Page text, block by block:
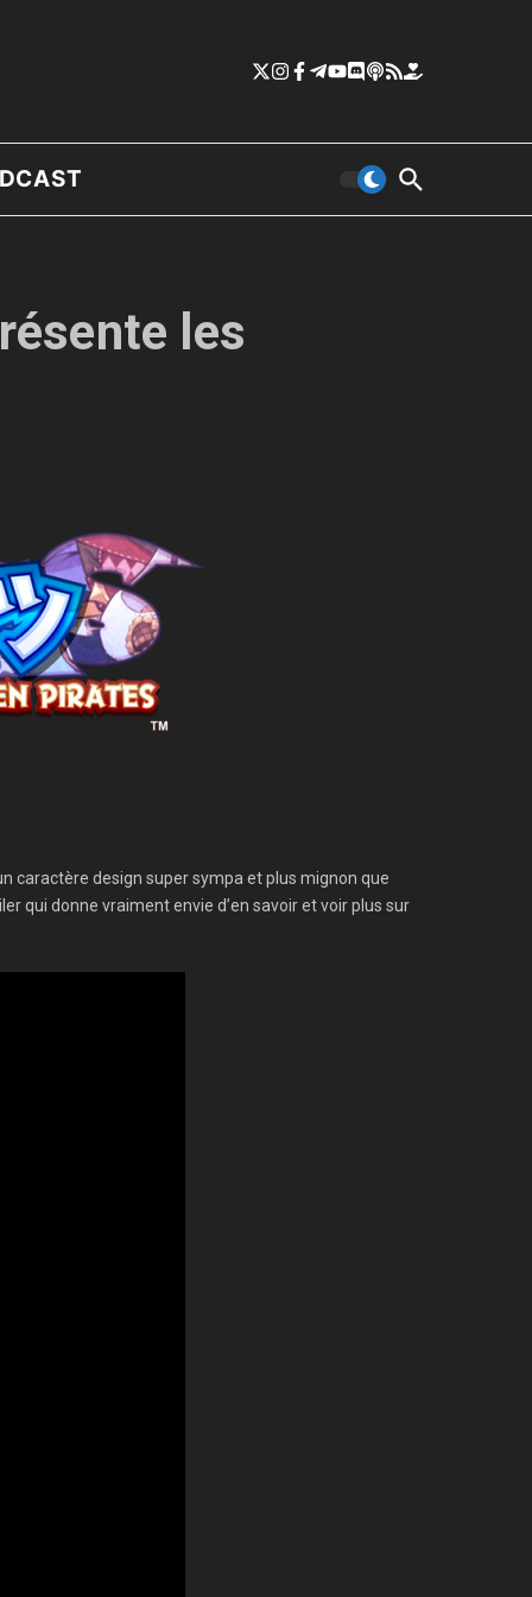
les
caractère design super sympa et plus mignon que
qui donne vraiment envie d’en savoir et voir plus sur